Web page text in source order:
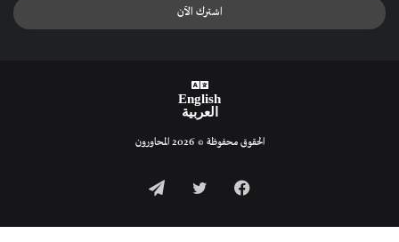
English
العربية
الحقوق محفوظة © 2026 المحاورون
فيسبوك تيلقرام